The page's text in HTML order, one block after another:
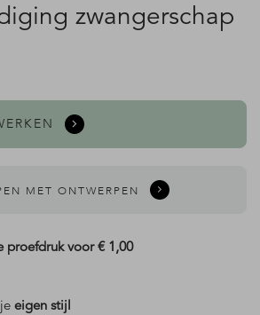
zwangerschap
MET ONTWERPEN
proefdruk voor€ 1,00
eigen stijl